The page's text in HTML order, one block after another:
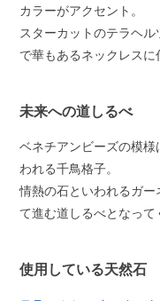
カラーがアクセント。
スターカットのテラヘ
で華もあるネックレスに
未来への道しるべ
ベネチアンビーズの模
われる千鳥格子。
情熱の石といわれるガ
て進む道しるべとなって
使用している天然石